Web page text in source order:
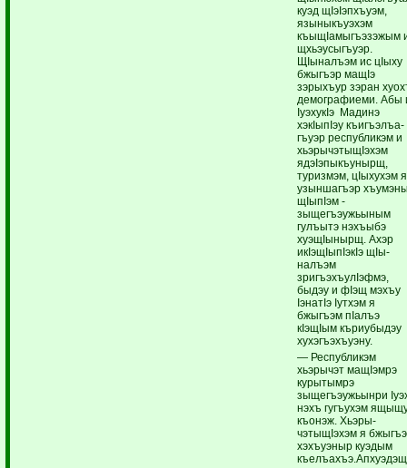
куэд щIэIэпхъуэм,
языныкъуэхэм
къыщIамыгъэзэжым
щхьэусы­гъуэр.
ЩIыналъэм ис цIыху
бжыгъэр мащIэ
зэрыхъур зэран
демографиеми. Абы
IуэхукIэ Мадинэ
хэкIыпIэу къигъэлъа­
гъуэр республикэм и
хьэрычэтыщIэхэм
ядэIэпыкъунырщ,
туризмэм, ­цIы­ху­хэм я
узыншагъэр
щIыпIэм ­
зыщегъэужьыным
гулъытэ нэхъыбэ
хуэщIынырщ. Ахэр
икIэщIыпIэкIэ щIы­
налъэм
зригъэхъулIэфмэ,
быдэу и фIэщ мэхъу
IэнатIэ Iутхэм я
бжыгъэм пIалъэ
кIэщIым къриубыдэу
хухэгъэхъуэну.
— Республикэм
хьэрычэт мащIэмрэ
курытымрэ
зыщегъэужьынри
нэхъ гугъухэм
къо­нэж. Хьэ­ры­
чэтыщIэхэм я
хэхъуэ­ныр куэдым
къелъахъэ.Апхуэдэщ